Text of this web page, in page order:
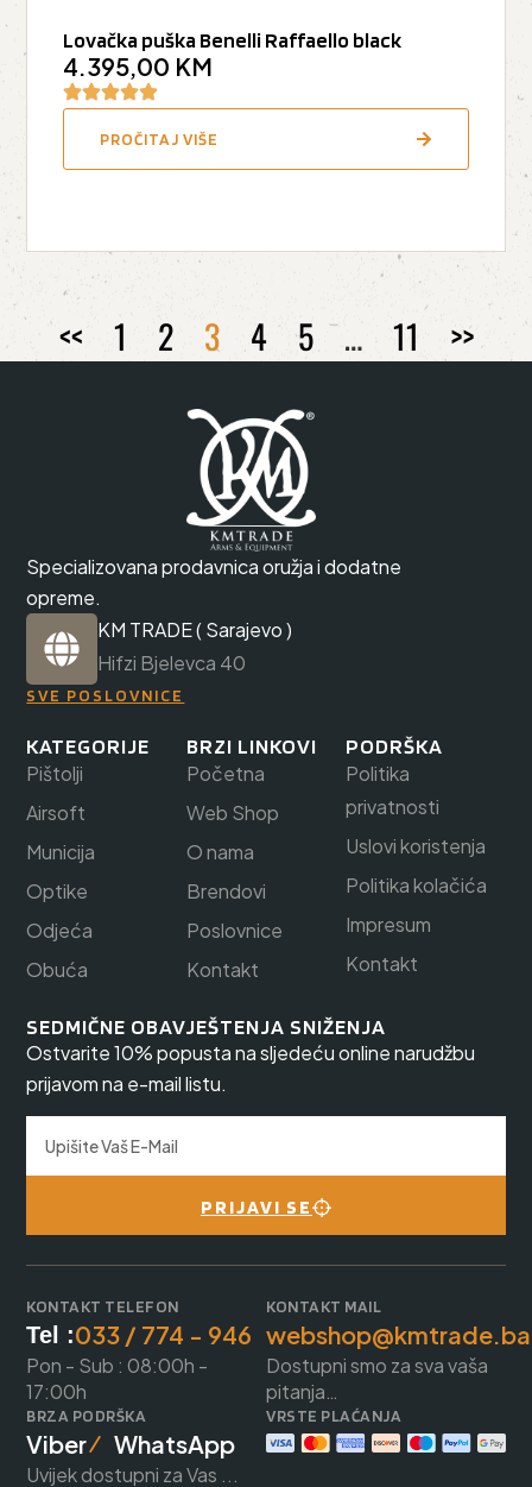
Lovačka puška Benelli Raffaello black
4.395,00 KM
PROČITAJ VIŠE
<< 1 2 3 4 5 … 11 >>
Specializovana prodavnica oružja i dodatne
opreme.
KM TRADE ( Sarajevo )
Hifzi Bjelevca 40
SVE POSLOVNICE
KATEGORIJE
Pištolji
Airsoft
Municija
Optike
Odjeća
Obuća
BRZI LINKOVI
Početna
Web Shop
O nama
Brendovi
Poslovnice
Kontakt
PODRŠKA
Politika
privatnosti
Uslovi koristenja
Politika kolačića
Impresum
Kontakt
SEDMIČNE OBAVJEŠTENJA SNIŽENJA
Ostvarite 10% popusta na sljedeću online narudžbu
prijavom na e-mail listu.
PRIJAVI SE
KONTAKT TELEFON
Tel :033 / 774 - 946
Pon - Sub : 08:00h -
17:00h
KONTAKT MAIL
webshop@kmtrade.ba
Dostupni smo za sva vaša
pitanja…
BRZA PODRŠKA
Viber WhatsApp
Uvijek dostupni za Vas ...
VRSTE PLAĆANJA